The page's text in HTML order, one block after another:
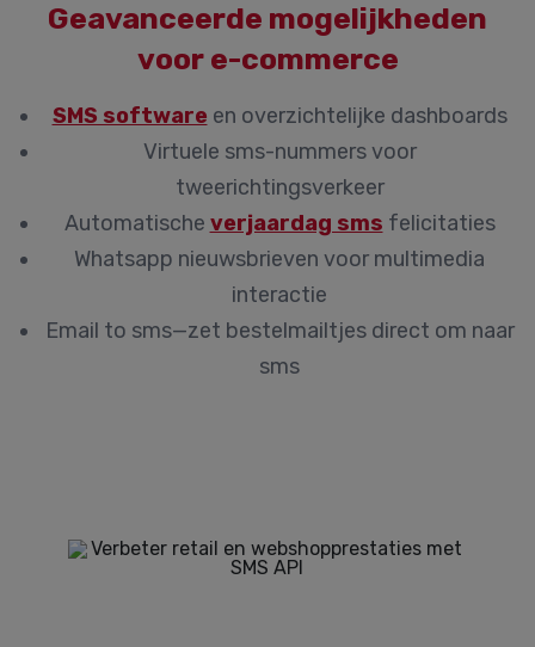
Geavanceerde mogelijkheden
voor e-commerce
SMS software en overzichtelijke dashboards
Virtuele sms-nummers voor
tweerichtingsverkeer
Automatische verjaardag sms felicitaties
Whatsapp nieuwsbrieven voor multimedia
interactie
Email to sms—zet bestelmailtjes direct om naar
sms